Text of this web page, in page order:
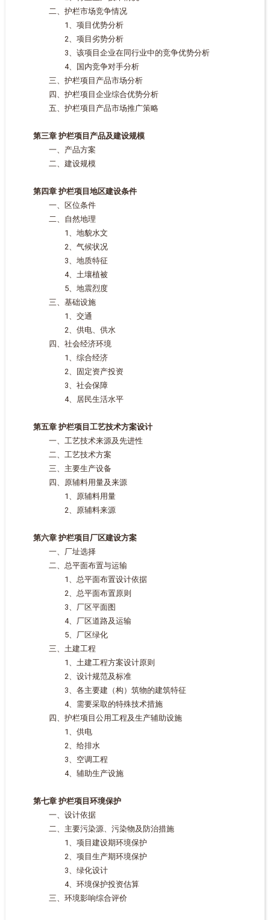
二、护栏市场竞争情况
1、项目优势分析
2、项目劣势分析
3、该项目企业在同行业中的竞争优势分析
4、国内竞争对手分析
三、护栏项目产品市场分析
四、护栏项目企业综合优势分析
五、护栏项目产品市场推广策略
第三章 护栏项目产品及建设规模
一、产品方案
二、建设规模
第四章 护栏项目地区建设条件
一、区位条件
二、自然地理
1、地貌水文
2、气候状况
3、地质特征
4、土壤植被
5、地震烈度
三、基础设施
1、交通
2、供电、供水
四、社会经济环境
1、综合经济
2、固定资产投资
3、社会保障
4、居民生活水平
第五章 护栏项目工艺技术方案设计
一、工艺技术来源及先进性
二、工艺技术方案
三、主要生产设备
四、原辅料用量及来源
1、原辅料用量
2、原辅料来源
第六章 护栏项目厂区建设方案
一、厂址选择
二、总平面布置与运输
1、总平面布置设计依据
2、总平面布置原则
3、厂区平面图
4、厂区道路及运输
5、厂区绿化
三、土建工程
1、土建工程方案设计原则
2、设计规范及标准
3、各主要建（构）筑物的建筑特征
4、需要采取的特殊技术措施
四、护栏项目公用工程及生产辅助设施
1、供电
2、给排水
3、空调工程
4、辅助生产设施
第七章 护栏项目环境保护
一、设计依据
二、主要污染源、污染物及防治措施
1、项目建设期环境保护
2、项目生产期环境保护
3、绿化设计
4、环境保护投资估算
三、环境影响综合评价